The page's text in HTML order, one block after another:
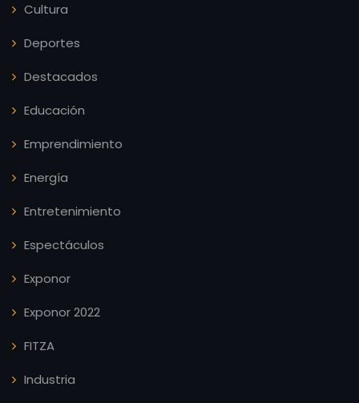
Cultura
Deportes
Destacados
Educación
Emprendimiento
Energía
Entretenimiento
Espectáculos
Exponor
Exponor 2022
FITZA
Industria